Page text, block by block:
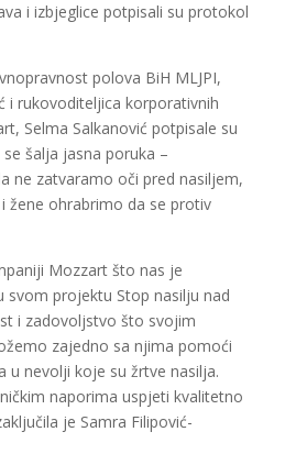
i izbjeglice potpisali su protokol
polova BiH MLJPI,
i rukovoditeljica korporativnih
Selma Salkanović potpisale su
šalja jasna poruka –
ne zatvaramo oči pred nasiljem,
žene ohrabrimo da se protiv
Mozzart što nas je
svom projektu Stop nasilju nad
i zadovoljstvo što svojim
zajedno sa njima pomoći
u nevolji koje su žrtve nasilja.
naporima uspjeti kvalitetno
je Samra Filipović-